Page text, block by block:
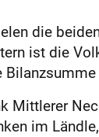
die
ist die
Mittlerer
im